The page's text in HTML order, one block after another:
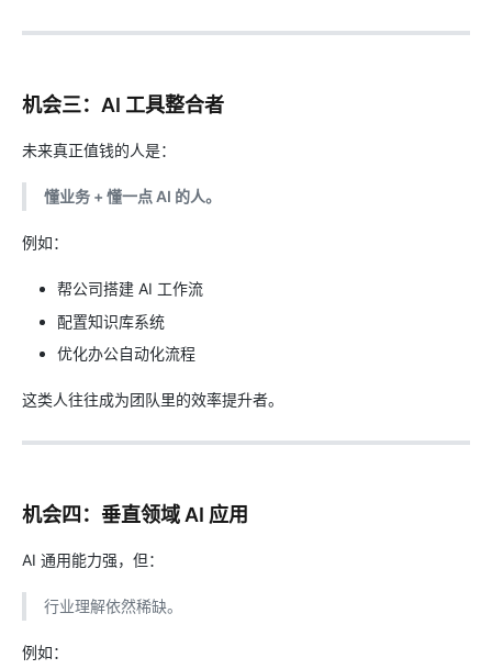
机会三：AI 工具整合者
未来真正值钱的人是：
懂业务 + 懂一点 AI 的人。
例如：
帮公司搭建 AI 工作流
配置知识库系统
优化办公自动化流程
这类人往往成为团队里的效率提升者。
机会四：垂直领域 AI 应用
AI 通用能力强，但：
行业理解依然稀缺。
例如：